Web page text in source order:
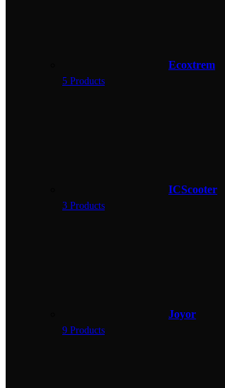
Ecoxtrem
5 Products
ICScooter
3 Products
Joyor
9 Products